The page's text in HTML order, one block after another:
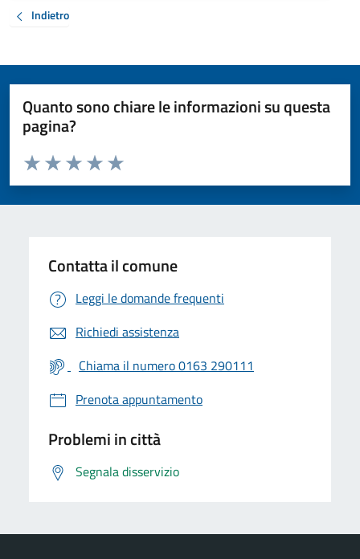
Indietro
Quanto sono chiare le informazioni su questa
pagina?
Valuta da 1 a 5 stelle la pagina
Valuta 5 stelle su 5
Valuta 4 stelle su 5
Valuta 3 stelle su 5
Valuta 2 stelle su 5
Valuta 1 stelle su 5
Contatta il comune
Leggi le domande frequenti
Richiedi assistenza
Chiama il numero 0163 290111
Prenota appuntamento
Problemi in città
Segnala disservizio